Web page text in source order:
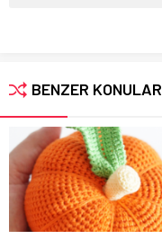
BENZER KONULAR